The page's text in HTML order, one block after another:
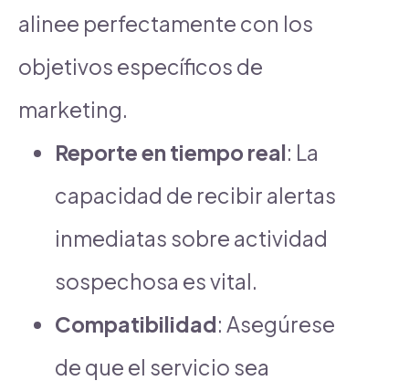
alinee perfectamente con los
objetivos específicos de
marketing.
Reporte en tiempo real: La
capacidad de recibir alertas
inmediatas sobre actividad
sospechosa es vital.
Compatibilidad: Asegúrese
de que el servicio sea